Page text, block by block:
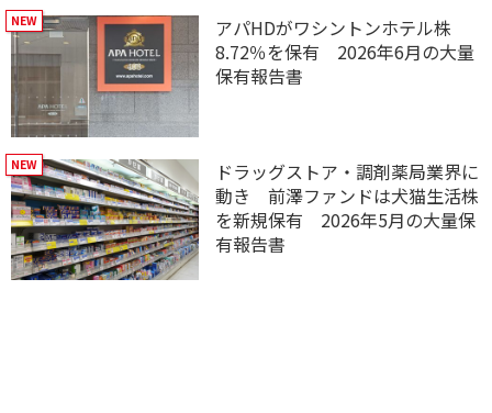
アパHDがワシントンホテル株
8.72％を保有 2026年6月の大量
保有報告書
ドラッグストア・調剤薬局業界に
動き 前澤ファンドは犬猫生活株
を新規保有 2026年5月の大量保
有報告書